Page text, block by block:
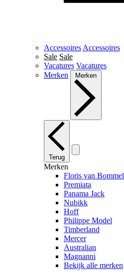
Accessoires Accessoires
Sale Sale
Vacatures Vacatures
Merken
Merken
Terug
Merken
Floris van Bommel
Premiata
Panama Jack
Nubikk
Hoff
Philippe Model
Timberland
Mercer
Australian
Magnanni
Bekijk alle merken